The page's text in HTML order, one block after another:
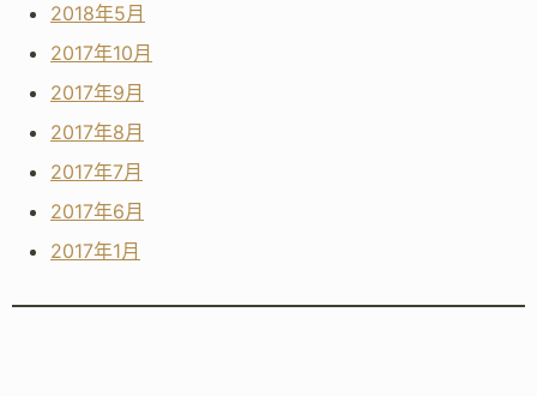
2018年5月
2017年10月
2017年9月
2017年8月
2017年7月
2017年6月
2017年1月